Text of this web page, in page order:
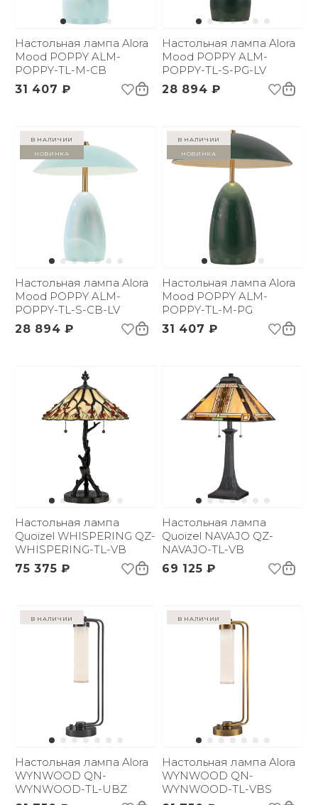
Настольная лампа Alora
Mood POPPY ALM-
POPPY-TL-M-CB
31 407 ₽
Настольная лампа Alora
Mood POPPY ALM-
POPPY-TL-S-PG-LV
28 894 ₽
в наличии
Новинка
Настольная лампа Alora
Mood POPPY ALM-
POPPY-TL-S-CB-LV
28 894 ₽
в наличии
Новинка
Настольная лампа Alora
Mood POPPY ALM-
POPPY-TL-M-PG
31 407 ₽
Настольная лампа
Quoizel WHISPERING QZ-
WHISPERING-TL-VB
75 375 ₽
Настольная лампа
Quoizel NAVAJO QZ-
NAVAJO-TL-VB
69 125 ₽
в наличии
Настольная лампа Alora
WYNWOOD QN-
WYNWOOD-TL-UBZ
в наличии
Настольная лампа Alora
WYNWOOD QN-
WYNWOOD-TL-VBS